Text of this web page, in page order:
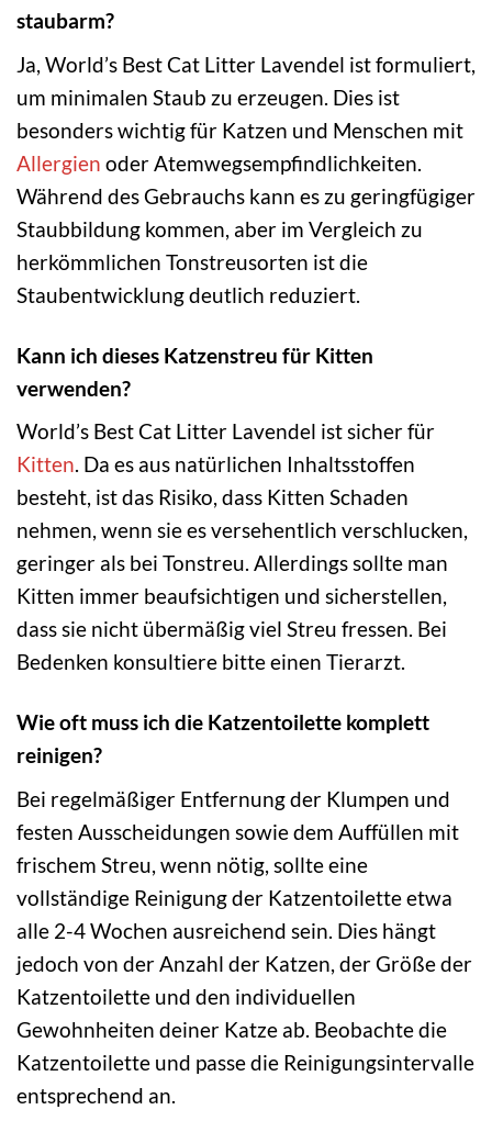
staubarm?
Ja, World’s Best Cat Litter Lavendel ist formuliert,
um minimalen Staub zu erzeugen. Dies ist
besonders wichtig für Katzen und Menschen mit
Allergien oder Atemwegsempfindlichkeiten.
Während des Gebrauchs kann es zu geringfügiger
Staubbildung kommen, aber im Vergleich zu
herkömmlichen Tonstreusorten ist die
Staubentwicklung deutlich reduziert.
Kann ich dieses Katzenstreu für Kitten
verwenden?
World’s Best Cat Litter Lavendel ist sicher für
Kitten. Da es aus natürlichen Inhaltsstoffen
besteht, ist das Risiko, dass Kitten Schaden
nehmen, wenn sie es versehentlich verschlucken,
geringer als bei Tonstreu. Allerdings sollte man
Kitten immer beaufsichtigen und sicherstellen,
dass sie nicht übermäßig viel Streu fressen. Bei
Bedenken konsultiere bitte einen Tierarzt.
Wie oft muss ich die Katzentoilette komplett
reinigen?
Bei regelmäßiger Entfernung der Klumpen und
festen Ausscheidungen sowie dem Auffüllen mit
frischem Streu, wenn nötig, sollte eine
vollständige Reinigung der Katzentoilette etwa
alle 2-4 Wochen ausreichend sein. Dies hängt
jedoch von der Anzahl der Katzen, der Größe der
Katzentoilette und den individuellen
Gewohnheiten deiner Katze ab. Beobachte die
Katzentoilette und passe die Reinigungsintervalle
entsprechend an.